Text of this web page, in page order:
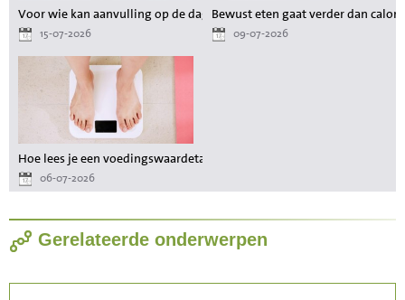
Voor wie kan aanvulling op de dagelijkse voeding waardevol zijn?
15-07-2026
Bewust eten gaat verder dan
09-07-2026
Hoe lees je een voedingswaardetabel als je wilt afvallen?
06-07-2026
Gerelateerde onderwerpen